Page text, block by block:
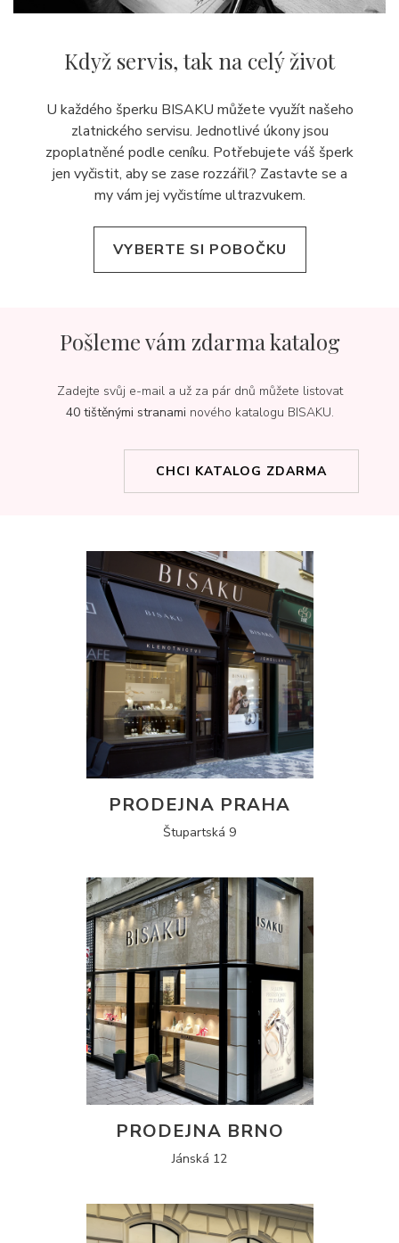
Když servis,tak na celý život
U každého šperku BISAKU můžete využít našeho
zlatnického servisu. Jednotlivé úkony jsou
zpoplatněné podle ceníku. Potřebujete váš šperk
jen vyčistit, aby se zase rozzářil? Zastavte se a
my vám jej vyčistíme ultrazvukem.
VYBERTE SI POBOČKU
Pošleme vám zdarma katalog
Zadejte svůj e-mail a už za pár dnů můžete listovat
40 tištěnými stranami nového katalogu BISAKU.
CHCI KATALOG ZDARMA
PRODEJNA PRAHA
Štupartská 9
PRODEJNA BRNO
Jánská 12